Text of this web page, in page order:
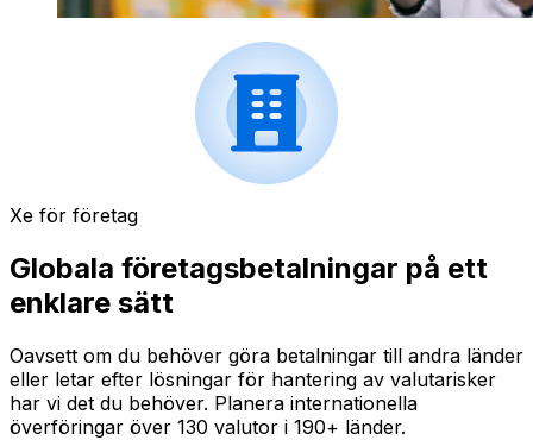
Xe för företag
Globala företagsbetalningar på ett
enklare sätt
Oavsett om du behöver göra betalningar till andra länder
eller letar efter lösningar för hantering av valutarisker
har vi det du behöver. Planera internationella
överföringar över 130 valutor i 190+ länder.